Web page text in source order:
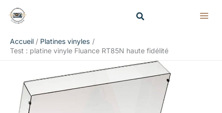
Accueil
Platines vinyles
Test : platine vinyle Fluance RT85N haute fidélité
Rechercher